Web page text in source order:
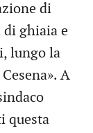
di
di ghiaia e
lungo la
A
questa